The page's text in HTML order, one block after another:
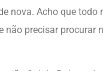
nova. Acho que todo
precisar procurar